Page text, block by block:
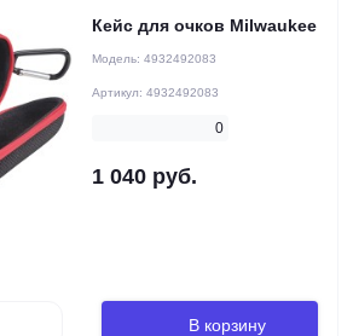
Кейс для очков Milwaukee
Модель: 4932492083
Артикул: 4932492083
0
1 040 руб.
В корзину